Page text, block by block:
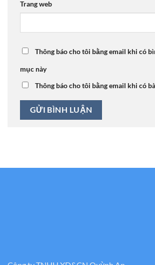
Trang web
Thông báo cho tôi bằng email khi có
mục này
Thông báo cho tôi bằng email khi có